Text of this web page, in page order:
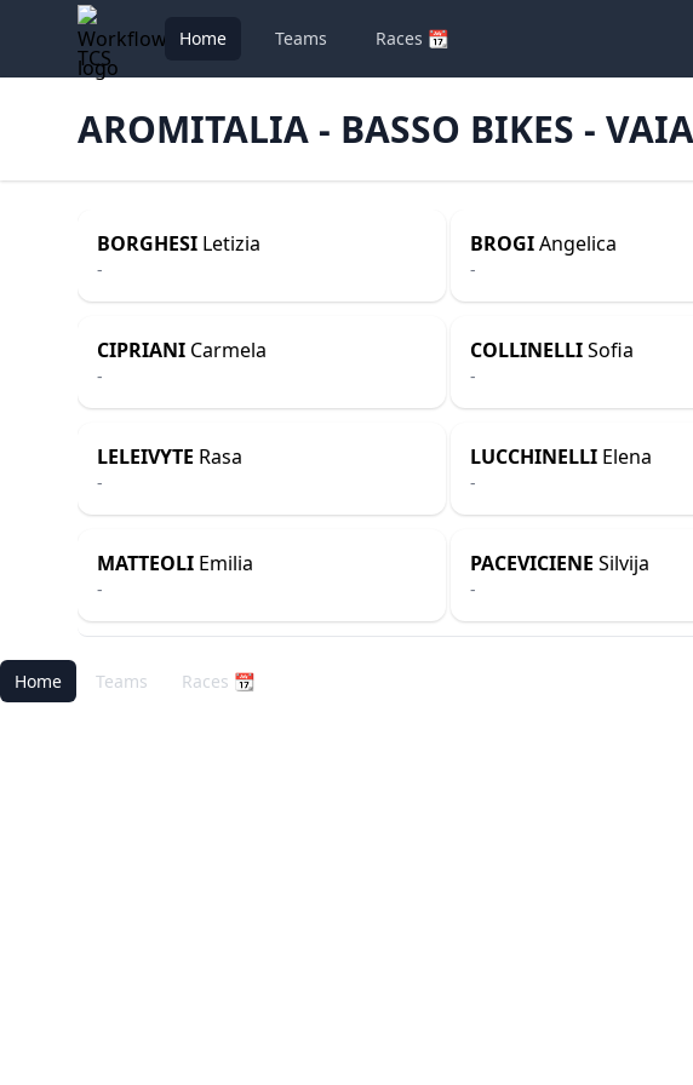
TCS
Home Teams Races 📆
AROMITALIA - BASSO BIKES -
BORGHESI Letizia
-
BROGIAngelica
-
CIPRIANI Carmela
-
COLLINELLISofia
-
LELEIVYTE Rasa
-
LUCCHINELLI Elena
-
MATTEOLI Emilia
-
PACEVICIENE Silvija
-
Home Teams Races 📆